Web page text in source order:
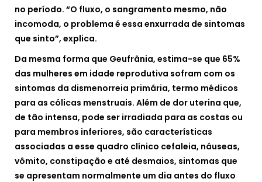
no período. “O fluxo, o sangramento mesmo, não
incomoda, o problema é essa enxurrada de sintomas
que sinto”, explica.
Da mesma forma que Geufrânia, estima-se que 65%
das mulheres em idade reprodutiva sofram com os
sintomas da dismenorreia primária, termo médicos
para as cólicas menstruais. Além de dor uterina que,
de tão intensa, pode ser irradiada para as costas ou
para membros inferiores, são características
associadas a esse quadro clínico cefaleia, náuseas,
vômito, constipação e até desmaios, sintomas que
se apresentam normalmente um dia antes do fluxo